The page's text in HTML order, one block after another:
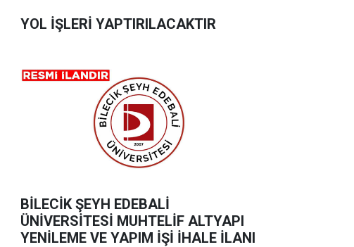
YOL İŞLERİ YAPTIRILACAKTIR
BİLECİK ŞEYH EDEBALİ
ÜNİVERSİTESİ MUHTELİF ALTYAPI
YENİLEME VE YAPIM İŞİ İHALE İLANI